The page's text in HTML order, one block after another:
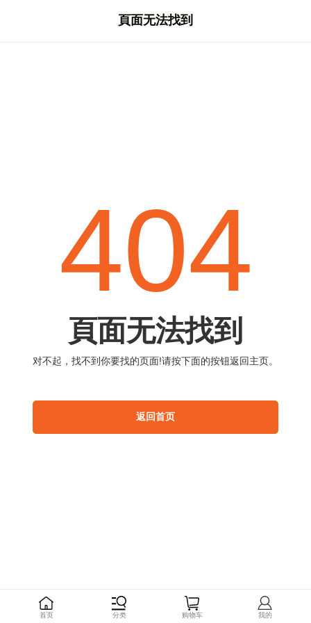
頁面无法找到
首页 分类 购物车 我的
404
頁面无法找到
对不起 ， 找不到你要找的页面!请按下面的按钮返回主页。
返回首页